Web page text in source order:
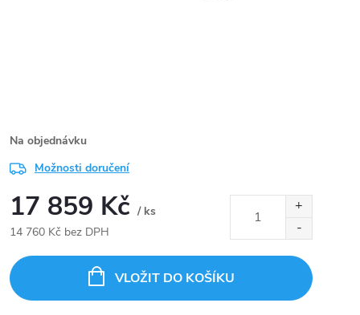
Na objednávku
Možnosti doručení
17 859 Kč / ks
14 760 Kč bez DPH
cena:
VLOŽIT DO KOŠÍKU